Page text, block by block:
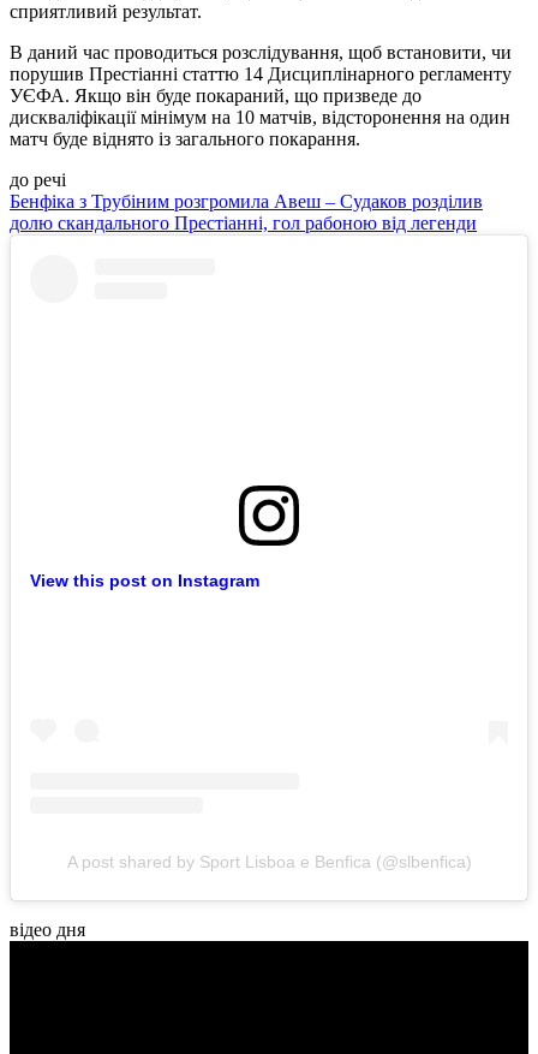
сприятливий результат.
В даний час проводиться розслідування, щоб встановити, чи
порушив Престіанні статтю 14 Дисциплінарного регламенту
УЄФА. Якщо він буде покараний, що призведе до
дискваліфікації мінімум на 10 матчів, відсторонення на один
матч буде віднято із загального покарання.
до речі
Бенфіка з Трубіним розгромила Авеш – Судаков розділив
долю скандального Престіанні, гол рабоною від легенди
View this post on Instagram
A post shared by Sport Lisboa e Benfica (@slbenfica)
відео дня